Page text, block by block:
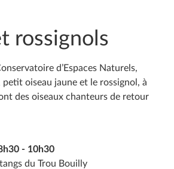
rossignols
d’Espaces Naturels,
oiseau jaune et le rossignol, à
des oiseaux chanteurs de retour
- 10h30
du Trou Bouilly